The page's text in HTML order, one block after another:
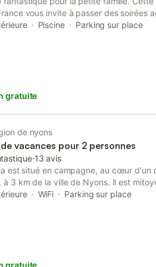
vous invite à passer des soirées
d'où vous pourrez profiter de la
nature française.
Piscine Parking sur place
gratuite
de nyons
vacances pour 2 personnes
⋅13 avis
est situé en campagne, au cœur d'un
à 3 km de la ville de Nyons. Il est
du propriétaire. Chaque
WiFi Parking sur place
gratuite